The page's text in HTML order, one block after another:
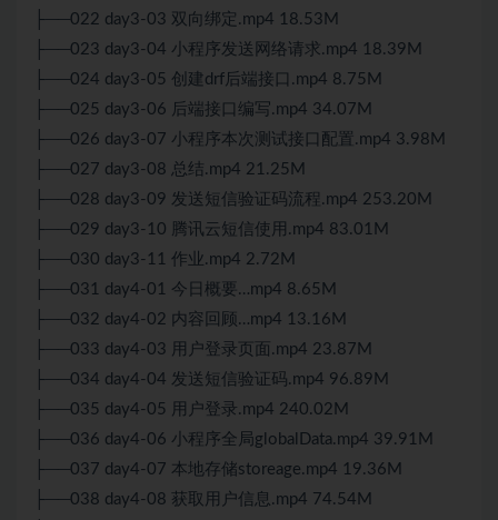
├──022 day3-03 双向绑定.mp4 18.53M
├──023 day3-04 小程序发送网络请求.mp4 18.39M
├──024 day3-05 创建drf后端接口.mp4 8.75M
├──025 day3-06 后端接口编写.mp4 34.07M
├──026 day3-07 小程序本次测试接口配置.mp4 3.98M
├──027 day3-08 总结.mp4 21.25M
├──028 day3-09 发送短信验证码流程.mp4 253.20M
├──029 day3-10 腾讯云短信使用.mp4 83.01M
├──030 day3-11 作业.mp4 2.72M
├──031 day4-01 今日概要…mp4 8.65M
├──032 day4-02 内容回顾…mp4 13.16M
├──033 day4-03 用户登录页面.mp4 23.87M
├──034 day4-04 发送短信验证码.mp4 96.89M
├──035 day4-05 用户登录.mp4 240.02M
├──036 day4-06 小程序全局globalData.mp4 39.91M
├──037 day4-07 本地存储storeage.mp4 19.36M
├──038 day4-08 获取用户信息.mp4 74.54M